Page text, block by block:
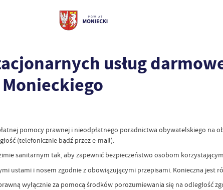
usług
pomocy prawnej i nieodpłatnego poradnictwa obywatelskiego na
(telefonicznie bądź przez e-mail).
sanitarnym tak, aby zapewnić bezpieczeństwo osobom
ustami i nosem zgodnie z obowiązującymi przepisami. Konieczna jest
wyłącznie za pomocą środków porozumiewania się na odległość